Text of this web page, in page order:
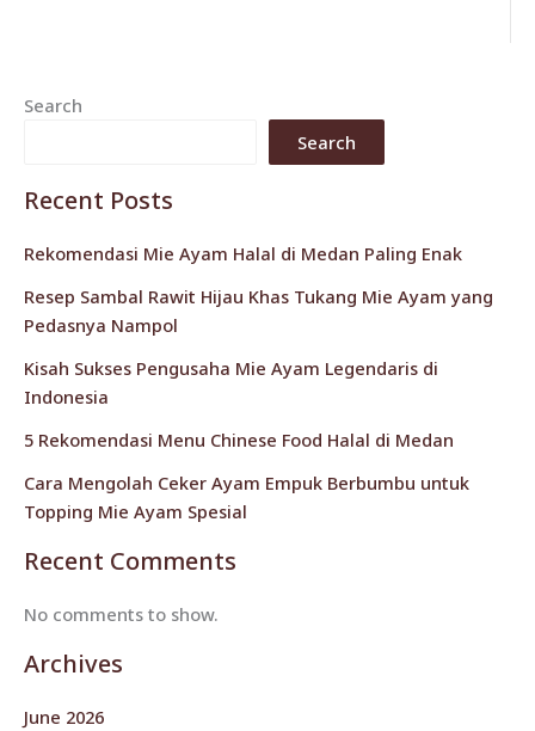
Search
Search
Recent Posts
Rekomendasi Mie Ayam Halal di Medan Paling Enak
Resep Sambal Rawit Hijau Khas Tukang Mie Ayam yang
Pedasnya Nampol
Kisah Sukses Pengusaha Mie Ayam Legendaris di
Indonesia
5 Rekomendasi Menu Chinese Food Halal di Medan
Cara Mengolah Ceker Ayam Empuk Berbumbu untuk
Topping Mie Ayam Spesial
Recent Comments
No comments to show.
Archives
June 2026